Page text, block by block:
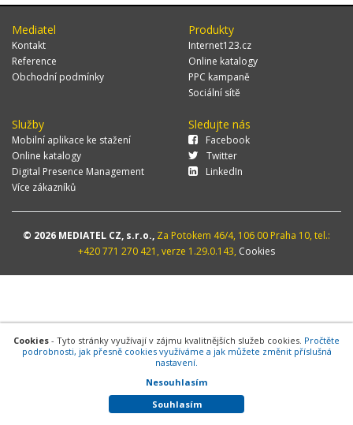
Mediatel
Kontakt
Reference
Obchodní podmínky
Produkty
Internet123.cz
Online katalogy
PPC kampaně
Sociální sítě
Služby
Mobilní aplikace ke stažení
Online katalogy
Digital Presence Management
Více zákazníků
Sledujte nás
Facebook
Twitter
LinkedIn
© 2026 MEDIATEL CZ, s.r.o., Za Potokem 46/4, 106 00 Praha 10, tel.:
+420 771 270 421, verze 1.29.0.143, Cookies
Cookies - Tyto stránky využívají v zájmu kvalitnějších služeb cookies. Pročtěte
podrobnosti, jak přesně cookies využíváme a jak můžete změnit příslušná
nastavení.
Nesouhlasím
Souhlasím